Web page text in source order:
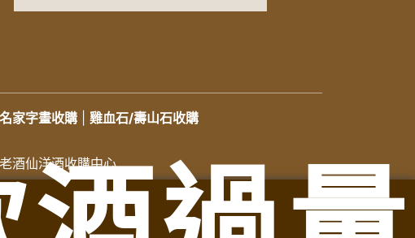
名家字畫收購 雞血石/壽山石收購
老酒仙洋酒收購中心